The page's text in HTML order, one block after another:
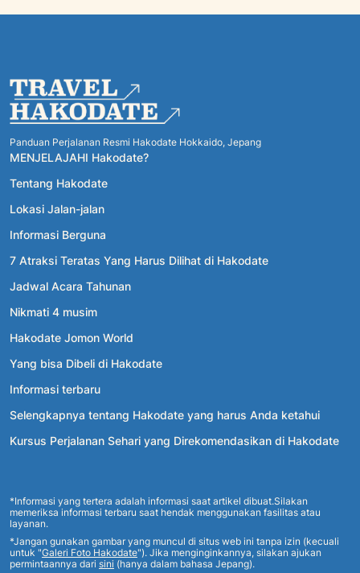
Panduan Perjalanan Resmi Hakodate Hokkaido, Jepang
MENJELAJAHI Hakodate?
Tentang Hakodate
Lokasi Jalan-jalan
Informasi Berguna
7 Atraksi Teratas Yang Harus Dilihat di Hakodate
Jadwal Acara Tahunan
Nikmati 4 musim
Hakodate Jomon World
Yang bisa Dibeli di Hakodate
Informasi terbaru
Selengkapnya tentang Hakodate yang harus Anda ketahui
Kursus Perjalanan Sehari yang Direkomendasikan di Hakodate
*Informasi yang tertera adalah informasi saat artikel dibuat.Silakan
memeriksa informasi terbaru saat hendak menggunakan fasilitas atau
layanan.
*Jangan gunakan gambar yang muncul di situs web ini tanpa izin (kecuali
untuk "Galeri Foto Hakodate"). Jika menginginkannya, silakan ajukan
permintaannya dari sini (hanya dalam bahasa Jepang).